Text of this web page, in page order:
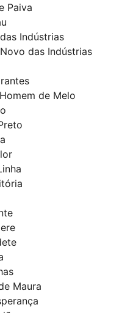
Paiva
Indústrias
das Indústrias
de Melo
Maura